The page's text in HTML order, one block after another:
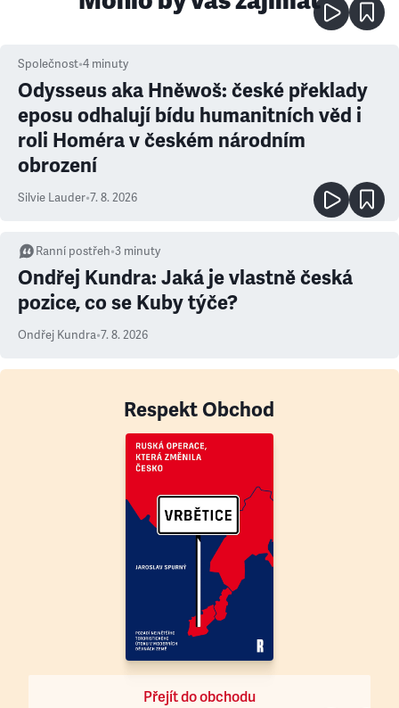
Společnost•4 minuty
Odysseus aka Hněwoš: české překlady
eposu odhalují bídu humanitních věd i
roli Homéra v českém národním
obrození
Silvie Lauder•7. 8. 2026
Ranní postřeh•3 minuty
Ondřej Kundra: Jaká je vlastně česká
pozice, co se Kuby týče?
Ondřej Kundra•7. 8. 2026
Respekt Obchod
Přejít do obchodu